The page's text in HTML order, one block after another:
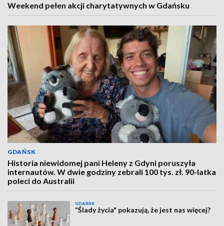
Weekend pełen akcji charytatywnych w Gdańsku
GDAŃSK
Historia niewidomej pani Heleny z Gdyni poruszyła
internautów. W dwie godziny zebrali 100 tys. zł. 90-latka
poleci do Australii
GDAŃSK
“Ślady życia" pokazują, że jest nas więcej?